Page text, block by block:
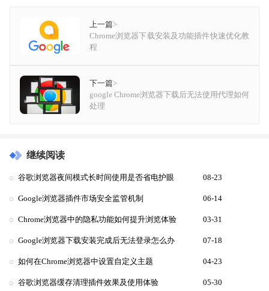
上一篇>
Chrome浏览器下载安装及功能插件快速优化教
程
下一篇>
google Chrome浏览器下载后无法使用代理如何
处理
继续阅读
谷歌浏览器夜间模式长时间使用是否省电护眼 08-23
Google浏览器插件市场安全监管机制 06-14
Chrome浏览器中的隐私功能如何提升浏览体验 03-31
Google浏览器下载安装完成后无法登录怎么办 07-18
如何在Chrome浏览器中设置自定义主题 04-23
谷歌浏览器缓存清理插件效果及使用体验 05-30